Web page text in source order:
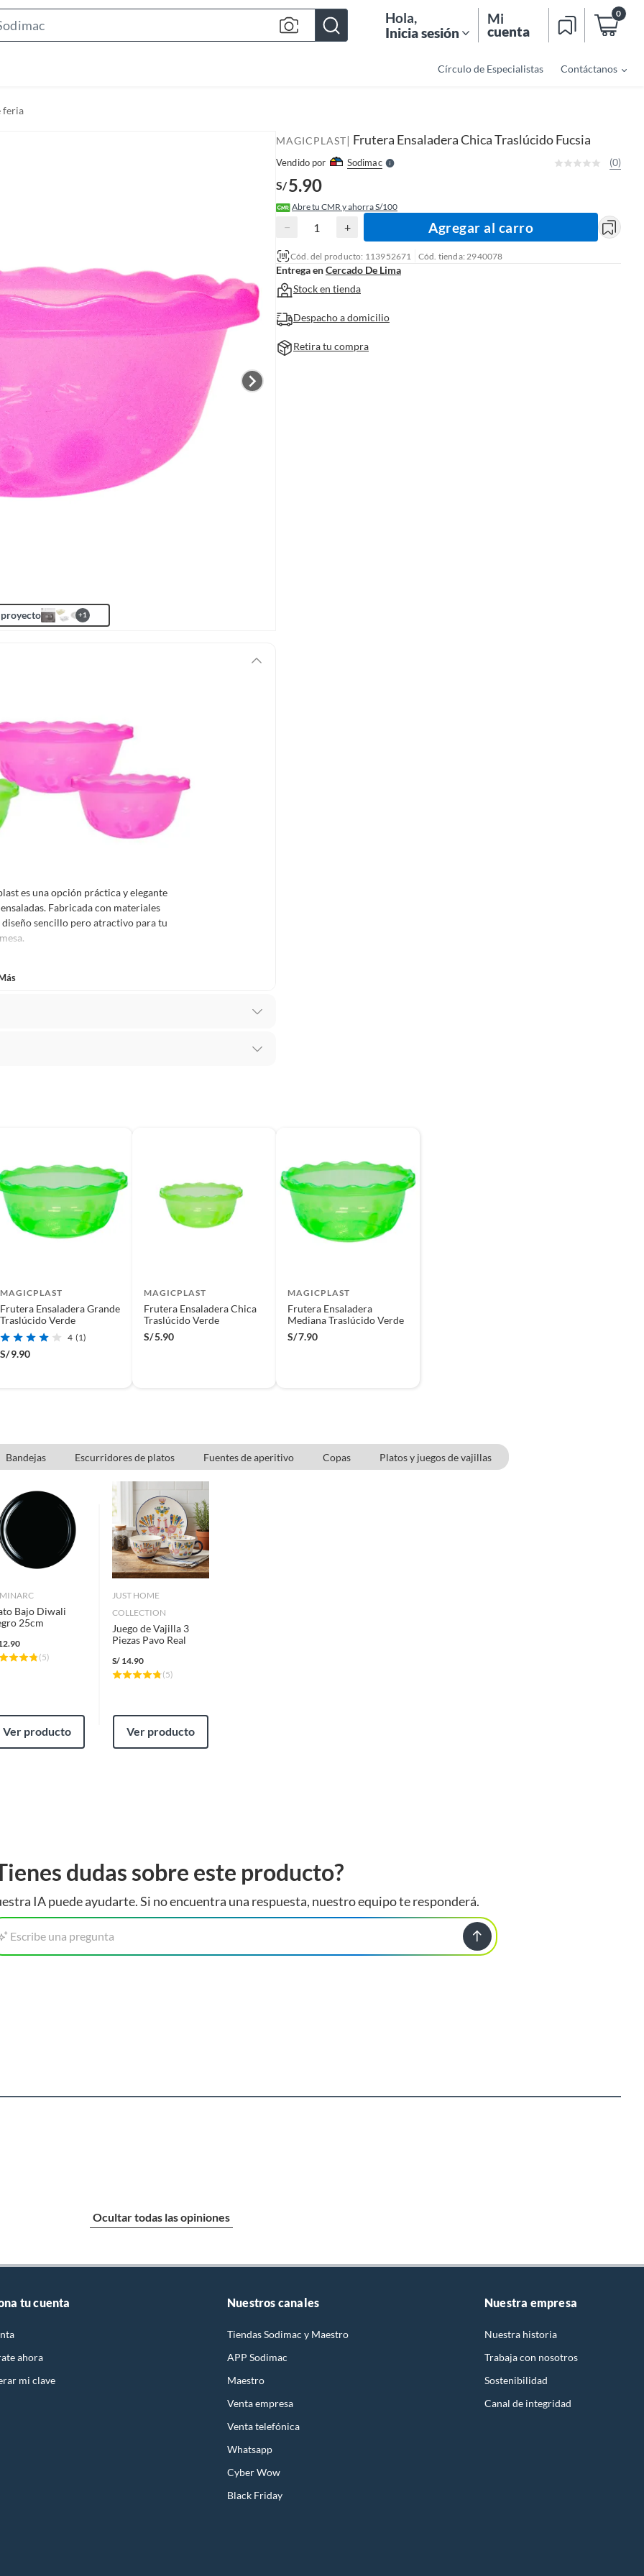
Hola,
Inicia sesión
Mi
cuenta
0
Círculo de Especialistas Contáctanos
feria
+1
es una opción práctica y elegante
Fabricada con materiales
sencillo pero atractivo para tu
tenemoscategorías que cuentan con plazos
la naturaleza de los productos, no se pueden
de devolución y cambio:
y otros productos para asfalto.
tecnología, línea blanca, colchones, muebles,
MAGICPLAST| Frutera Ensaladera Chica Traslúcido Fucsia
Vendido por SodimacS
l
l
(0)
S/5.90
Abre tu CMR y ahorra S/100
− + Agregar al carro
Cód. del producto: 113952671 Cód. tienda: 2940078
Entrega enCercado De Lima
Stock en tienda
Despacho a domicilio
Retira tu compra
MAGICPLAST
Frutera Ensaladera Grande
Traslúcido Verde
4 (1)
S/9.90
MAGICPLAST
Frutera Ensaladera Chica
Traslúcido Verde
S/5.90
MAGICPLAST
Frutera Ensaladera
Mediana Traslúcido Verde
S/7.90
Bandejas Escurridores de platos Fuentes de aperitivo Copas Platos y juegos de vajillas
Bajo Diwali
25cm
(5)
Ver producto
JUST HOME
COLLECTION
Juego de Vajilla 3
Piezas Pavo Real
S/ 14.90
(5)
Ver producto
dudas sobre este producto?
IA puede ayudarte. Si no encuentra una respuesta, nuestro equipo te responderá.
Escribe una pregunta
Ocultar todas las opiniones
tu cuenta
ahora
mi clave
Nuestros canales
Tiendas Sodimac y Maestro
APP Sodimac
Maestro
Venta empresa
Venta telefónica
Whatsapp
Cyber Wow
Black Friday
Nuestra empresa
Nuestra historia
Trabaja con nosotros
Sostenibilidad
Canal de integridad